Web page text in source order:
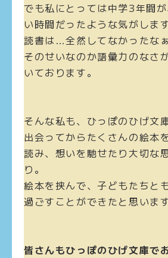
でも私にとっては中学3年間
い時間だったような気がします
読書は…全然してなかったなぁ
そのせいなのか語彙力のなさ
いております。
そんな私も、ひっぽのひげ文
出会ってからたくさんの絵本
読み、想いを馳せたり大切な
り。
絵本を挟んで、子どもたちと
過ごすことができたと思います
皆さんもひっぽのひげ文庫で